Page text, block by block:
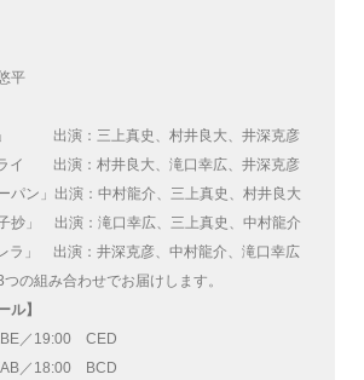
平
出演：三上真史、村井良大、井深克彦
イ 出演：村井良大、滝口幸広、井深克彦
パン」出演：中村龍介、三上真史、村井良大
抄」 出演：滝口幸広、三上真史、中村龍介
ラ」 出演：井深克彦、中村龍介、滝口幸広
の組み合わせでお届けします。
ル】
／19:00 CED
／18:00 BCD